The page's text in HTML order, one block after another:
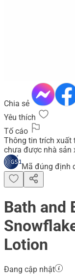
Chia sẻ
Yêu thích
Tố cáo
Thông tin trích xuất
chưa được nhà sản
Mã đúng định
Bath and
Lotion
Đang cập nhật